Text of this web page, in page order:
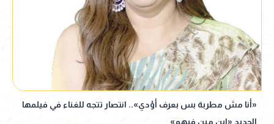
«أنا مش مطربة بس بعرف أؤدي».. انتصار تتجه للغناء في فيلمها
الجديد «ابن مين فيهم»